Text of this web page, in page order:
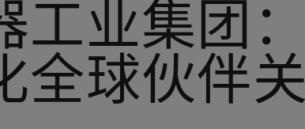
业集团：
全球伙伴关